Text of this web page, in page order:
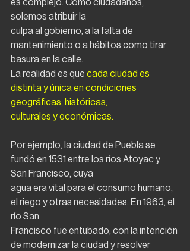
es complejo. Como ciudadanos,
solemos atribuir la
culpa al gobierno, a la falta de
mantenimiento o a hábitos como tirar
basura en la calle.
La realidad es que cada ciudad es
distinta y única en condiciones
geográficas, históricas,
culturales y económicas.
Por ejemplo, la ciudad de Puebla se
fundó en 1531 entre los ríos Atoyac y
San Francisco, cuya
agua era vital para el consumo humano,
el riego y otras necesidades. En 1963, el
río San
Francisco fue entubado, con la intención
de modernizar la ciudad y resolver